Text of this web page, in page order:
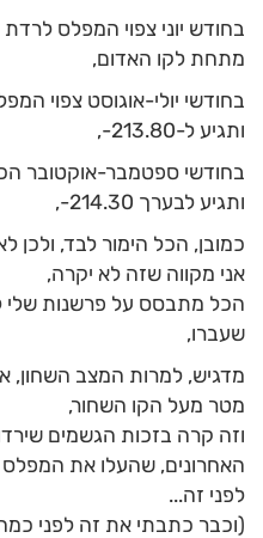
מתחת לקו האדום,
ותגיע ל-213.80-,
ותגיע לבערך 214.30-,
כמובן, הכל הימור לבד, ולכן
אני מקווה שזה לא יקרה,
הכל מתבסס על פרשנות שלי
שעברו,
מדגיש, למרות המצב השחון,
מטר מעל הקו השחור,
האחרונים, שהעלו את
לפני זה...
(וכבר כתבתי את זה לפני